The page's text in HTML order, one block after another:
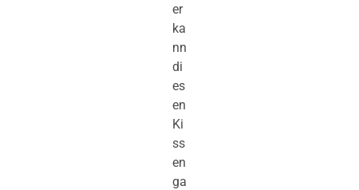
er
ka
nn
di
es
en
Ki
ss
en
ga